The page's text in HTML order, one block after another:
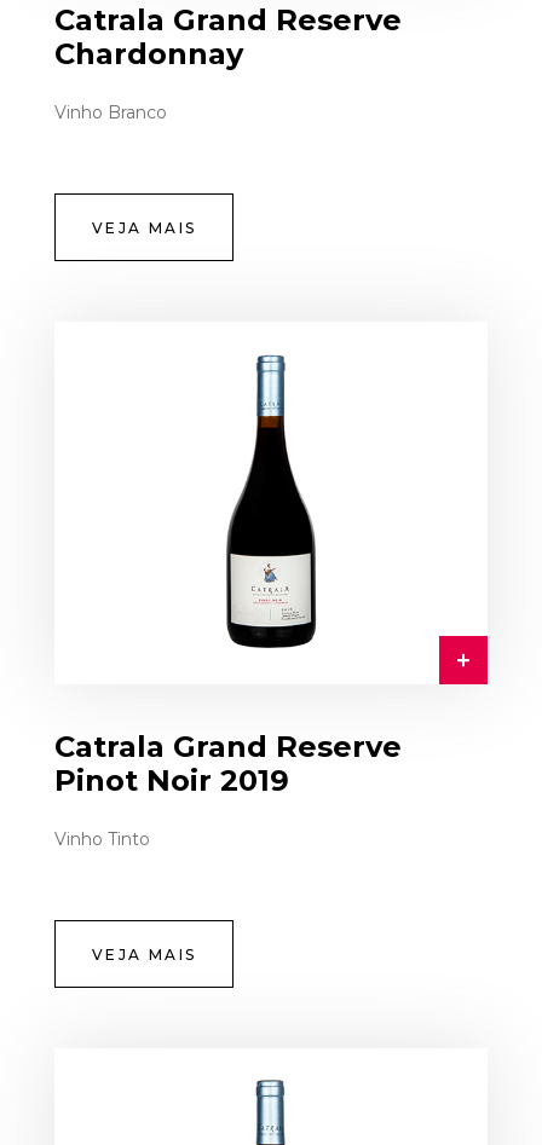
Catrala Grand Reserve
Chardonnay
Vinho Branco
VEJA MAIS
Catrala Grand Reserve
Pinot Noir 2019
Vinho Tinto
VEJA MAIS